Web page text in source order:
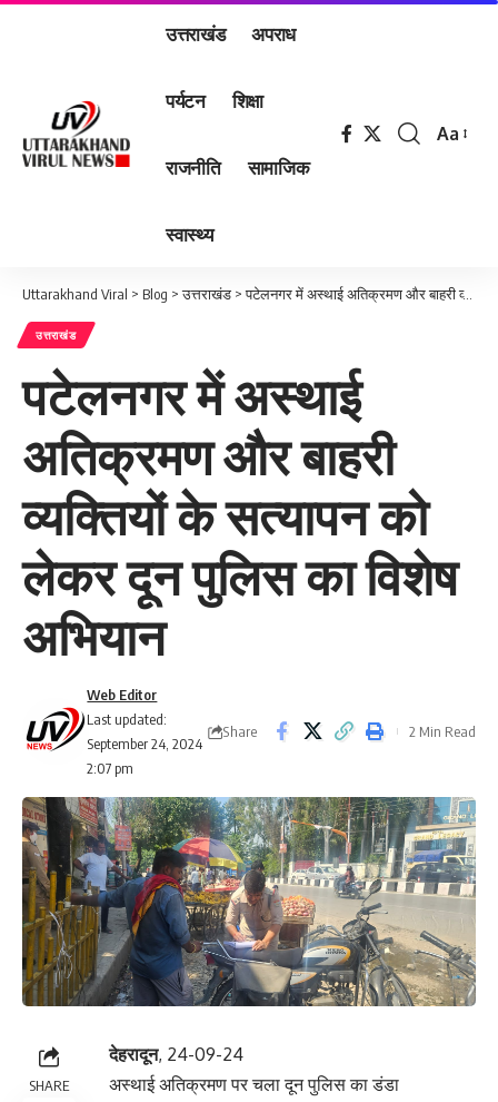
उत्तराखंड अपराध
पर्यटन शिक्षा
राजनीति सामाजिक
स्वास्थ्य
Font
Aa
Uttarakhand Viral > Blog >उत्तराखंड >पटेलनगर में अस्थाई अतिक्रमण और बाहरी व्यक्तियों के सत्यापन को लेकर दून पुलिस का विशेष अभियान
उत्तराखंड
पटेलनगर में अस्थाई
अतिक्रमण और बाहरी
व्यक्तियों के सत्यापन को
लेकर दून पुलिस का विशेष
अभियान
Last updated:
September 24, 2024
2:07 pm
Web Editor
Share 2 Min Read
SHARE
देहरादून, 24-09-24
अस्थाई अतिक्रमण पर चला दून पुलिस का डंडा